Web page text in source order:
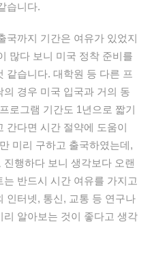
습니다.
국까지 기간은 여유가 있었지
많다 보니 미국 정착 준비를
같습니다. 대학원 등 다른 프
의 경우 미국 입국과 거의 동
프로그램 기간도 1 년으로 짧기
간다면 시간 절약에 도움이
미리 구하고 출국하였는데,
진행하다 보니 생각보다 오랜
는 반드시 시간 여유를 가지고
인터넷, 통신, 교통 등 연구나
리 알아보는 것이 좋다고 생각